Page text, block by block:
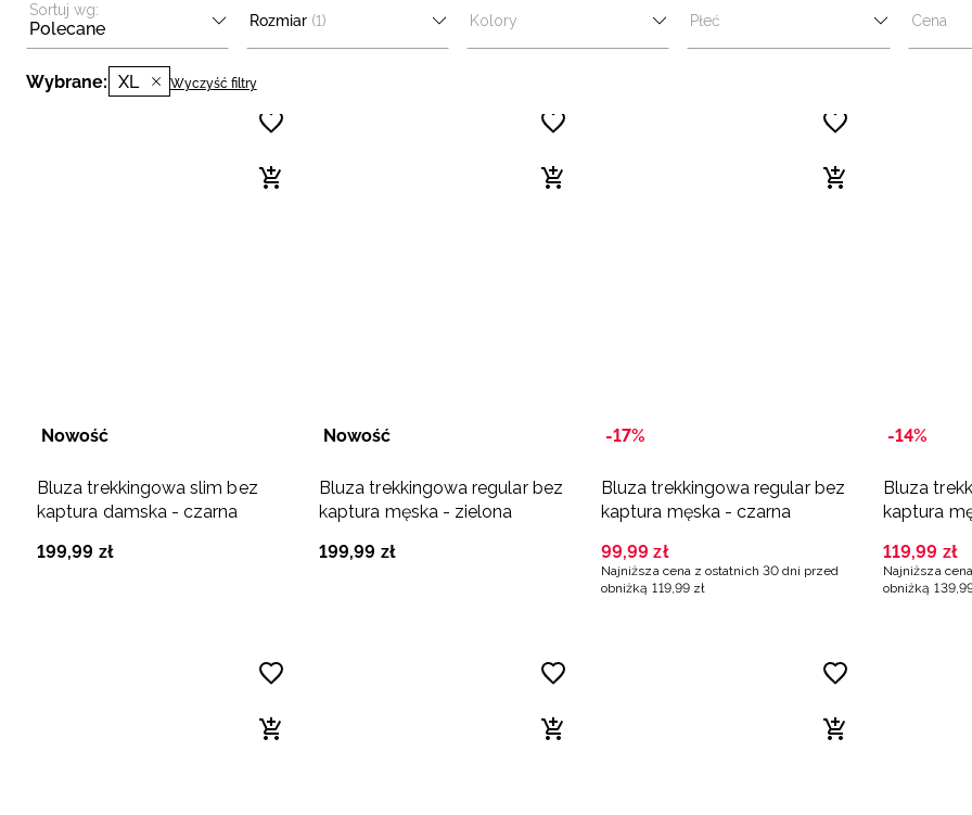
Sortuj wg:
Polecane Rozmiar (1) Kolory Płeć Cena
Wybrane: XL Wyczyść filtry
Nowość
Bluza trekkingowa slim bez
kaptura damska - czarna
199,99 zł
Nowość
Bluza trekkingowa regular bez
kaptura męska - zielona
199,99 zł
-17%
Bluza trekkingowa regular bez
kaptura męska - czarna
99,99 zł
Najniższa cena z ostatnich 30 dni przed
obniżką 119,99 zł
-14%
Bluza
kaptura
119,99 zł
Najniższa
obniżką 139,